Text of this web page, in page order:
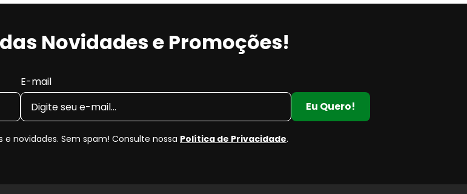
Novidades e Promoções!
E-mail
Eu Quero!
novidades. Sem spam! Consulte nossa Política de Privacidade.